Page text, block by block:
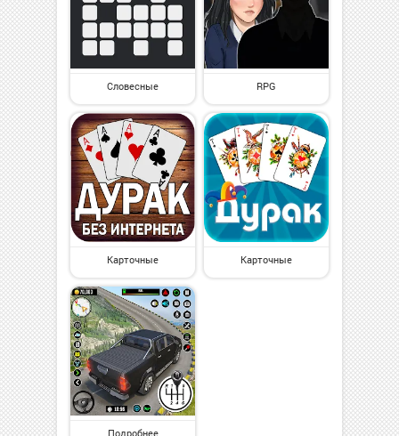
Словесные RPG
Карточные Карточные
Подробнее